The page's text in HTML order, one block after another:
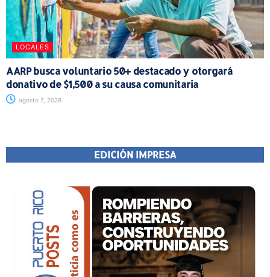
LOCALES
AARP busca voluntario 50+ destacado y otorgará
donativo de $1,500 a su causa comunitaria
agosto 7, 2026
EDICIÓN IMPRESA